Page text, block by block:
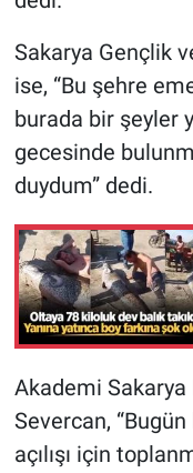
Sakarya Gençlik
ise, “Bu şehre
burada bir şeyler
gecesinde
duydum” dedi.
Akademi Sakarya
Severcan,
açılışı için